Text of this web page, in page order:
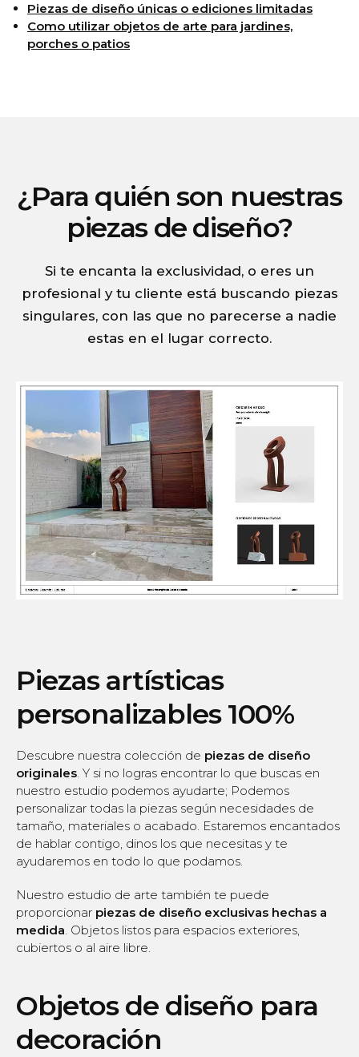
Piezas de diseño únicas o ediciones limitadas
Como utilizar objetos de arte para jardines,
porches o patios
¿Para quién son nuestras
piezas de diseño?
Si te encanta la exclusividad, o eres un
profesional y tu cliente está buscando piezas
singulares, con las que no parecerse a nadie
estas en el lugar correcto.
Piezas artísticas
personalizables 100%
Descubre nuestra colección de piezas de diseño
originales. Y si no logras encontrar lo que buscas en
nuestro estudio podemos ayudarte; Podemos
personalizar todas la piezas según necesidades de
tamaño, materiales o acabado. Estaremos encantados
de hablar contigo, dinos los que necesitas y te
ayudaremos en todo lo que podamos.
Nuestro estudio de arte también te puede
proporcionar piezas de diseño exclusivas hechas a
medida. Objetos listos para espacios exteriores,
cubiertos o al aire libre.
Objetos de diseño para
decoración